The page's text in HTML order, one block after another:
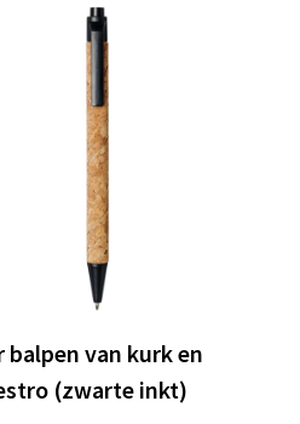
balpen van kurk en
(zwarte inkt)